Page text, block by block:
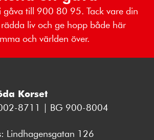
gåva till 900 80 95. Tack vare din
liv och ge hopp både här
och världen över.
Korset
8711 | BG 900-8004
Lindhagensgatan 126